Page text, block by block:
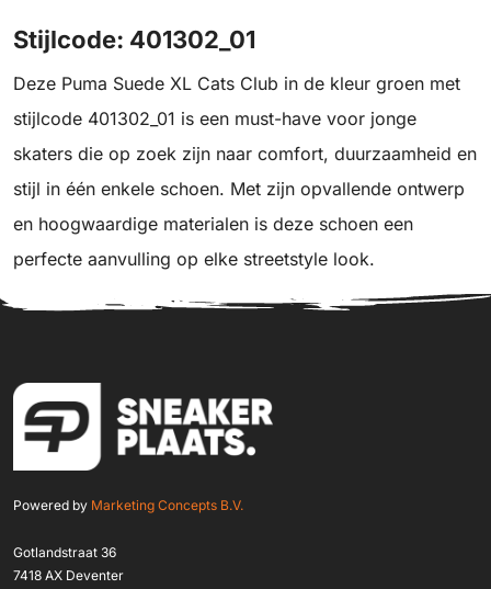
Stijlcode: 401302_01
Deze Puma Suede XL Cats Club in de kleur groen met
stijlcode 401302_01 is een must-have voor jonge
skaters die op zoek zijn naar comfort, duurzaamheid en
stijl in één enkele schoen. Met zijn opvallende ontwerp
en hoogwaardige materialen is deze schoen een
perfecte aanvulling op elke streetstyle look.
Powered by Marketing Concepts B.V.
Gotlandstraat 36
7418 AX Deventer